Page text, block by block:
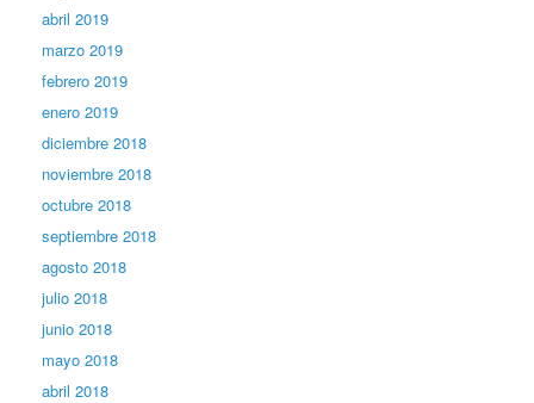
abril 2019
marzo 2019
febrero 2019
enero 2019
diciembre 2018
noviembre 2018
octubre 2018
septiembre 2018
agosto 2018
julio 2018
junio 2018
mayo 2018
abril 2018